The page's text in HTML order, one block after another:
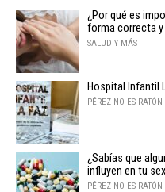
¿Por qué es
forma correcta y
SALUD Y MÁS
Hospital Infantil
PÉREZ NO ES RATÓN
¿Sabías que
influyen en tu
PÉREZ NO ES RATÓN